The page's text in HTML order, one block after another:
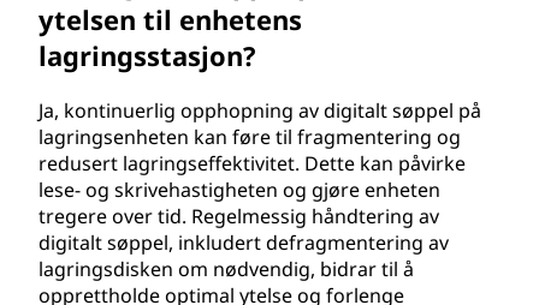
ytelsen til enhetens
lagringsstasjon?
Ja, kontinuerlig opphopning av digitalt søppel på
lagringsenheten kan føre til fragmentering og
redusert lagringseffektivitet. Dette kan påvirke
lese- og skrivehastigheten og gjøre enheten
tregere over tid. Regelmessig håndtering av
digitalt søppel, inkludert defragmentering av
lagringsdisken om nødvendig, bidrar til å
opprettholde optimal ytelse og forlenge